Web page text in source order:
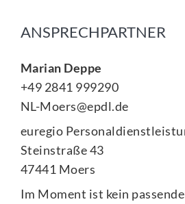
ANSPRECHPARTNER
Marian Deppe
+49 2841 999290
NL-Moers@epdl.de
euregio
Steinstraße 43
47441 Moers
Im Moment ist kein